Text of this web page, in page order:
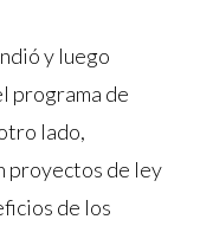
y luego
programa de
lado,
proyectos de ley
de los